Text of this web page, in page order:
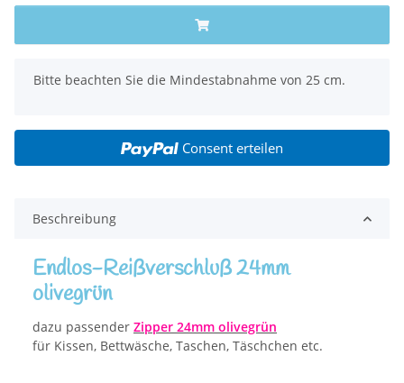
x
Bitte beachten Sie die Mindestabnahme von 25 cm.
Consent erteilen
Beschreibung
Endlos-Reißverschluß 24mm
olivegrün
dazu passender Zipper 24mm olivegrün
für Kissen, Bettwäsche, Taschen, Täschchen etc.